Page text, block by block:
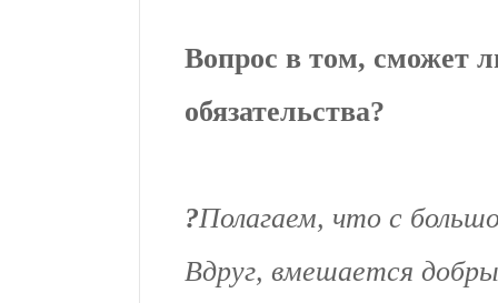
Вопрос в том, сможет
обязательства?
?Полагаем, что с
Вдруг, вмешается